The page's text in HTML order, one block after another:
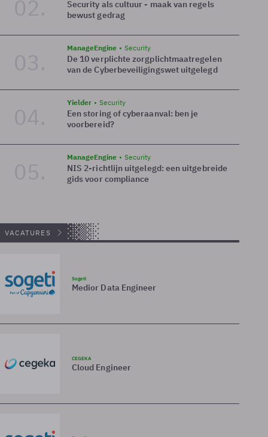
02.
Security als cultuur - maak van regels
bewust gedrag
03.
ManageEngine Security
De 10 verplichte zorgplichtmaatregelen
van de Cyberbeveiligingswet uitgelegd
04.
Yielder Security
Een storing of cyberaanval: ben je
voorbereid?
05.
ManageEngine Security
NIS 2-richtlijn uitgelegd: een uitgebreide
gids voor compliance
VACATURES
Sogeti
Medior Data Engineer
CEGEKA
Cloud Engineer